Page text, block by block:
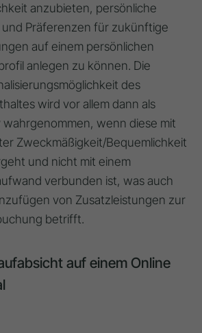
anzubieten, persönliche
und Präferenzen für zukünftige
auf einem persönlichen
anlegen zu können. Die
des
wird vor allem dann als
wahrgenommen, wenn diese mit
Zweckmäßigkeit/Bequemlichkeit
und nicht mit einem
verbunden ist, was auch
von Zusatzleistungen zur
betrifft.
auf einem Online